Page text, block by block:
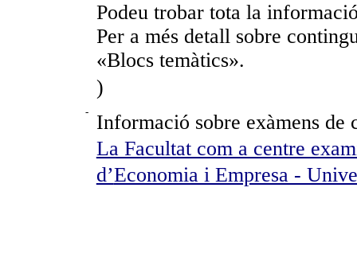
Podeu trobar tota la
Per a més detall sobre
«Blocs temàtics».
)
-
Informació sobre exàmens
La Facultat com a centre
d’Economia i Empresa -